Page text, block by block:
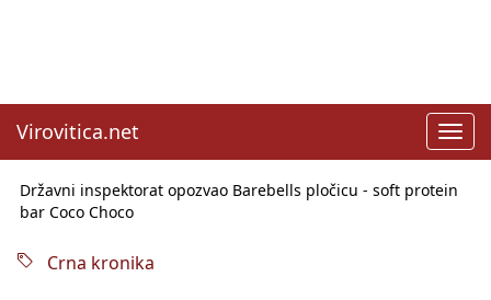
Virovitica.net
Državni inspektorat opozvao Barebells pločicu - soft protein
bar Coco Choco
Sabor u srijedu o SLAPP tužbama
Benčić: Rekla sam stoko i odnosilo se na HDZ
godineCrna kronika